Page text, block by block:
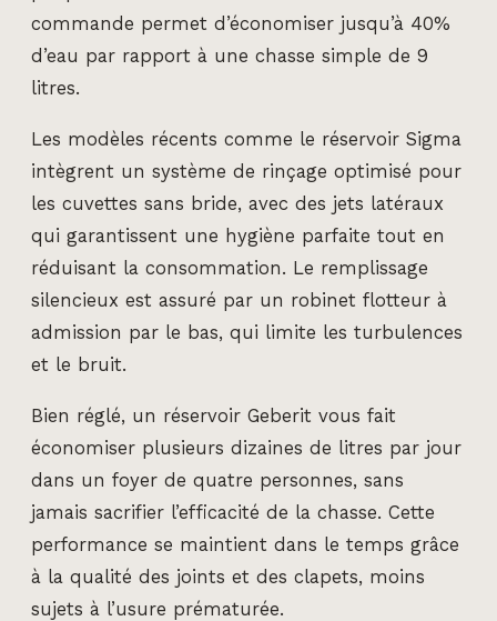
commande permet d’économiser jusqu’à 40%
d’eau par rapport à une chasse simple de 9
litres.
Les modèles récents comme le réservoir Sigma
intègrent un système de rinçage optimisé pour
les cuvettes sans bride, avec des jets latéraux
qui garantissent une hygiène parfaite tout en
réduisant la consommation. Le remplissage
silencieux est assuré par un robinet flotteur à
admission par le bas, qui limite les turbulences
et le bruit.
Bien réglé, un réservoir Geberit vous fait
économiser plusieurs dizaines de litres par jour
dans un foyer de quatre personnes, sans
jamais sacrifier l’efficacité de la chasse. Cette
performance se maintient dans le temps grâce
à la qualité des joints et des clapets, moins
sujets à l’usure prématurée.